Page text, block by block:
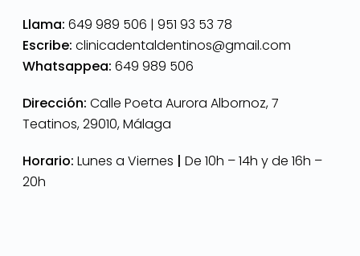
Llama: 649 989 506 | 951 93 53 78
Escribe: clinicadentaldentinos@gmail.com
Whatsappea: 649 989 506
Dirección: Calle Poeta Aurora Albornoz, 7
Teatinos, 29010, Málaga
Horario: Lunes a Viernes | De 10h – 14h y de 16h –
20h